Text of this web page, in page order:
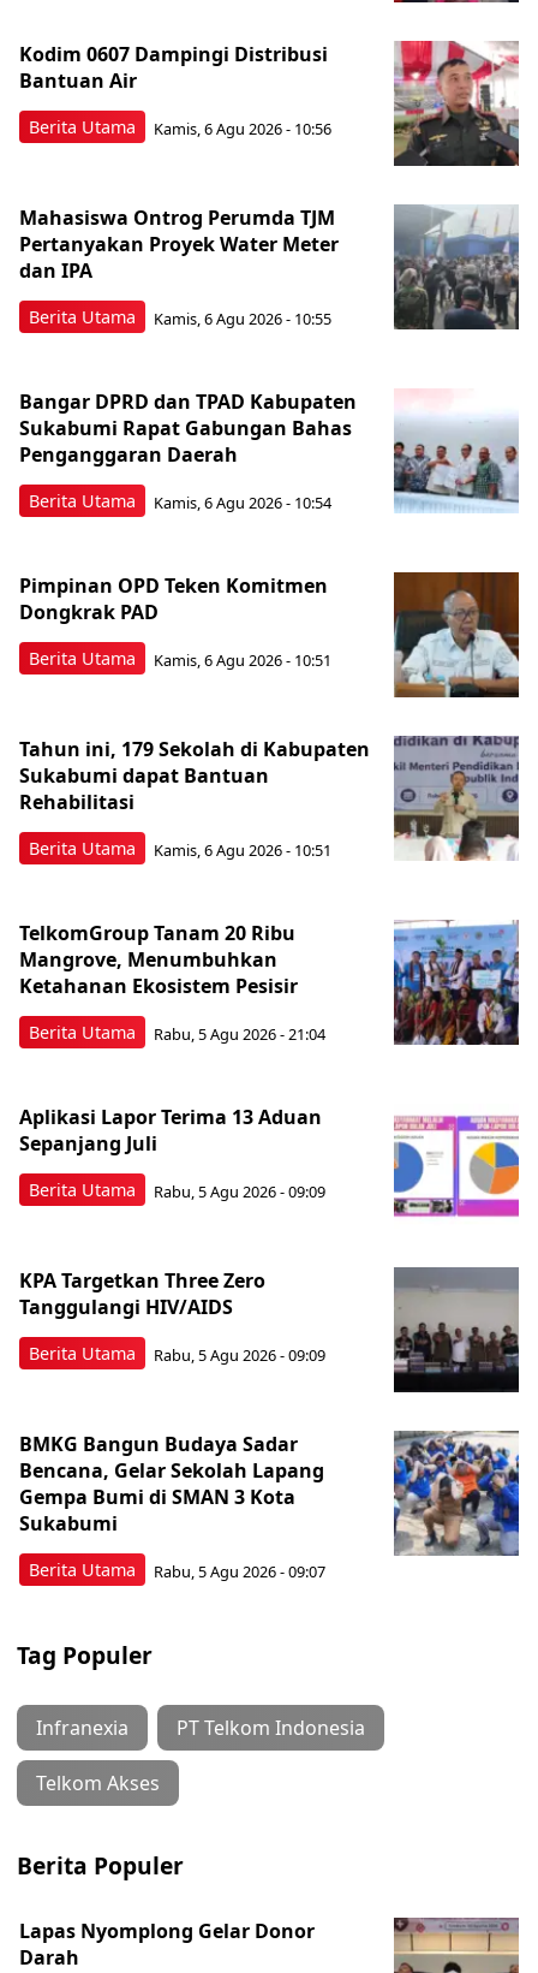
Berita Utama
Kodim 0607 Dampingi Distribusi
Bantuan Air
Kamis, 6 Agu 2026 - 10:56
Berita Utama
Mahasiswa Ontrog Perumda TJM
Pertanyakan Proyek Water Meter
dan IPA
Kamis, 6 Agu 2026 - 10:55
Berita Utama
Bangar DPRD dan TPAD Kabupaten
Sukabumi Rapat Gabungan Bahas
Penganggaran Daerah
Kamis, 6 Agu 2026 - 10:54
Berita Utama
Pimpinan OPD Teken Komitmen
Dongkrak PAD
Kamis, 6 Agu 2026 - 10:51
Berita Utama
Tahun ini, 179 Sekolah di Kabupaten
Sukabumi dapat Bantuan
Rehabilitasi
Kamis, 6 Agu 2026 - 10:51
Berita Utama
TelkomGroup Tanam 20 Ribu
Mangrove, Menumbuhkan
Ketahanan Ekosistem Pesisir
Rabu, 5 Agu 2026 - 21:04
Berita Utama
Aplikasi Lapor Terima 13 Aduan
Sepanjang Juli
Rabu, 5 Agu 2026 - 09:09
Berita Utama
KPA Targetkan Three Zero
Tanggulangi HIV/AIDS
Rabu, 5 Agu 2026 - 09:09
Berita Utama
BMKG Bangun Budaya Sadar
Bencana, Gelar Sekolah Lapang
Gempa Bumi di SMAN 3 Kota
Sukabumi
Rabu, 5 Agu 2026 - 09:07
Tag Populer
Infranexia PT Telkom Indonesia
Telkom Akses
Berita Populer
Lapas Nyomplong Gelar Donor
Darah